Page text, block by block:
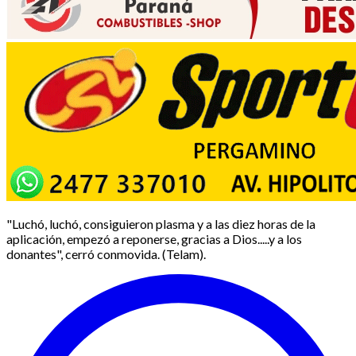
"Luchó, luchó, consiguieron plasma y a las diez horas de la
aplicación, empezó a reponerse, gracias a Dios.....y a los
donantes", cerró conmovida. (Telam).